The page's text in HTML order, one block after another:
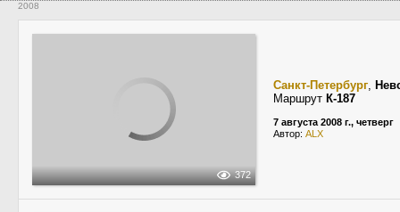
2008
372
Санкт-Петербург,
Маршрут К-187
7 августа 2008 г., четверг
Автор: ALX